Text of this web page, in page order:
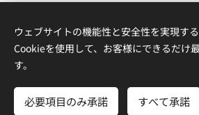
商品をカートに
Powered by
Webnode
ウェブサイトの機能性と安全性を実現す
Cookieを使用して、お客様にできるだけ
す。
必要項目のみ承諾 すべて承諾